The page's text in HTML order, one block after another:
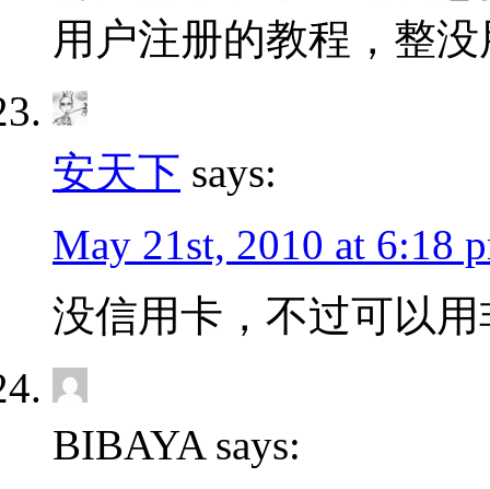
用户注册的教程，整
安天下 says:
May 21st, 2010 at 6:18
没信用卡，不过可以
BIBAYA says: